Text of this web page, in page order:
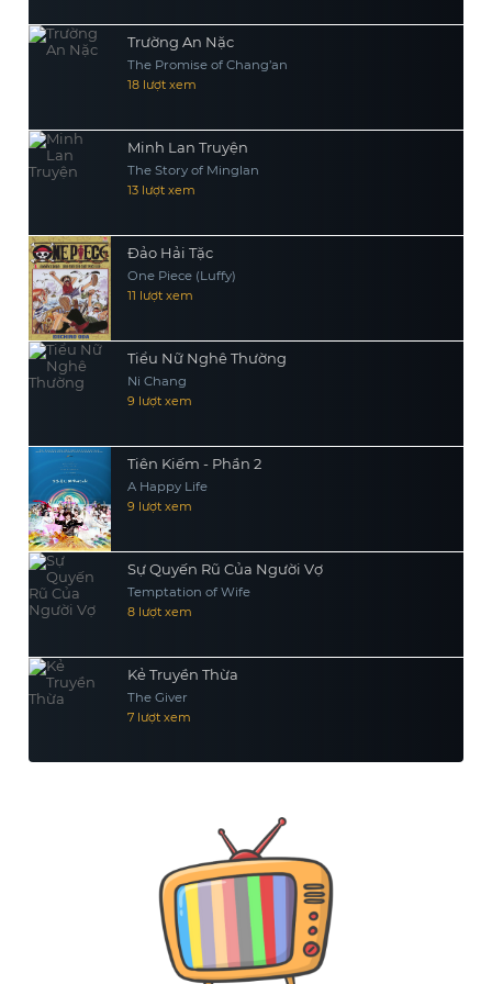
Trường An Nặc
The Promise of Chang’an
18 lượt xem
Minh Lan Truyện
The Story of Minglan
13 lượt xem
Đảo Hải Tặc
One Piece (Luffy)
11 lượt xem
Tiểu Nữ Nghê Thường
Ni Chang
9 lượt xem
Tiên Kiếm - Phần 2
A Happy Life
9 lượt xem
Sự Quyến Rũ Của Người Vợ
Temptation of Wife
8 lượt xem
Kẻ Truyền Thừa
The Giver
7 lượt xem